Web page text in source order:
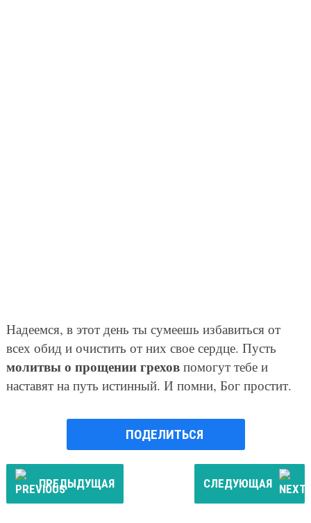
Надеемся, в этот день ты сумеешь избавиться от
всех обид и очистить от них свое сердце. Пусть
молитвы о прощении греховпомогут тебе и
наставят на путь истинный. И помни, Бог простит.
ПОДЕЛИТЬСЯ
ПРЕДЫДУЩАЯ СЛЕДУЮЩАЯ